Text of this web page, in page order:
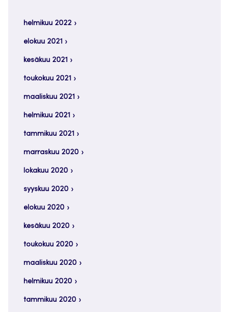
helmikuu 2022
elokuu 2021
kesäkuu 2021
toukokuu 2021
maaliskuu 2021
helmikuu 2021
tammikuu 2021
marraskuu 2020
lokakuu 2020
syyskuu 2020
elokuu 2020
kesäkuu 2020
toukokuu 2020
maaliskuu 2020
helmikuu 2020
tammikuu 2020